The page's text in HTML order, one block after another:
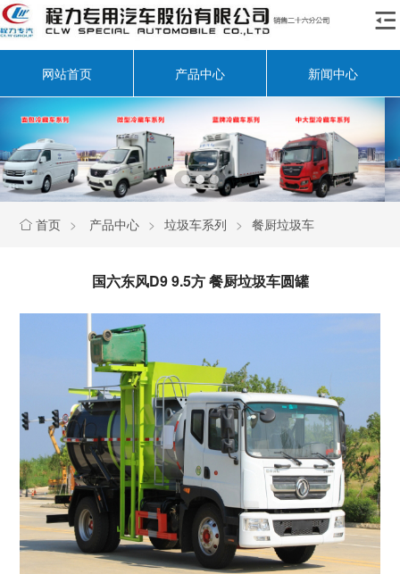

网站首页 产品中心 新闻中心
 首页 > 产品中心 > 垃圾车系列 > 餐厨垃圾车
国六东风D9 9.5方 餐厨垃圾车圆罐